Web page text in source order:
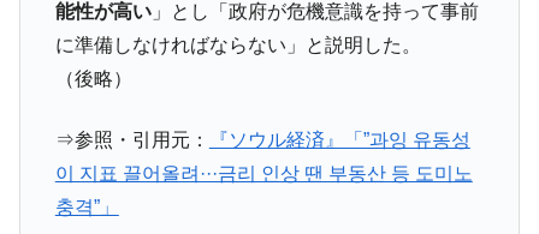
『Money1』 韓国で猛暑。南東部では干ばつ
「KDDX」1番艦、2032年竣工と公示
『Money1』
【対日本円】ウォン安が急進！ 日米の協調
に韓国がいっちょがみしたのでは。
『Money1』
は韓国で『BYD』車は売れている。6カ月で対前年同期比
能性が高い」とし「政府が危機意識を持って事前
に準備しなければならない」と説明した。
（後略）
⇒参照・引用元：
『ソウル経済』「”과잉 유동성
이 지표 끌어올려···금리 인상 땐 부동산 등 도미노
충격”」